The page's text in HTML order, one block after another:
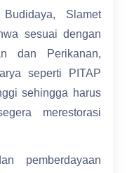
Slamet
sesuai dengan
dan Perikanan,
seperti PITAP
sehingga harus
merestorasi
pemberdayaan